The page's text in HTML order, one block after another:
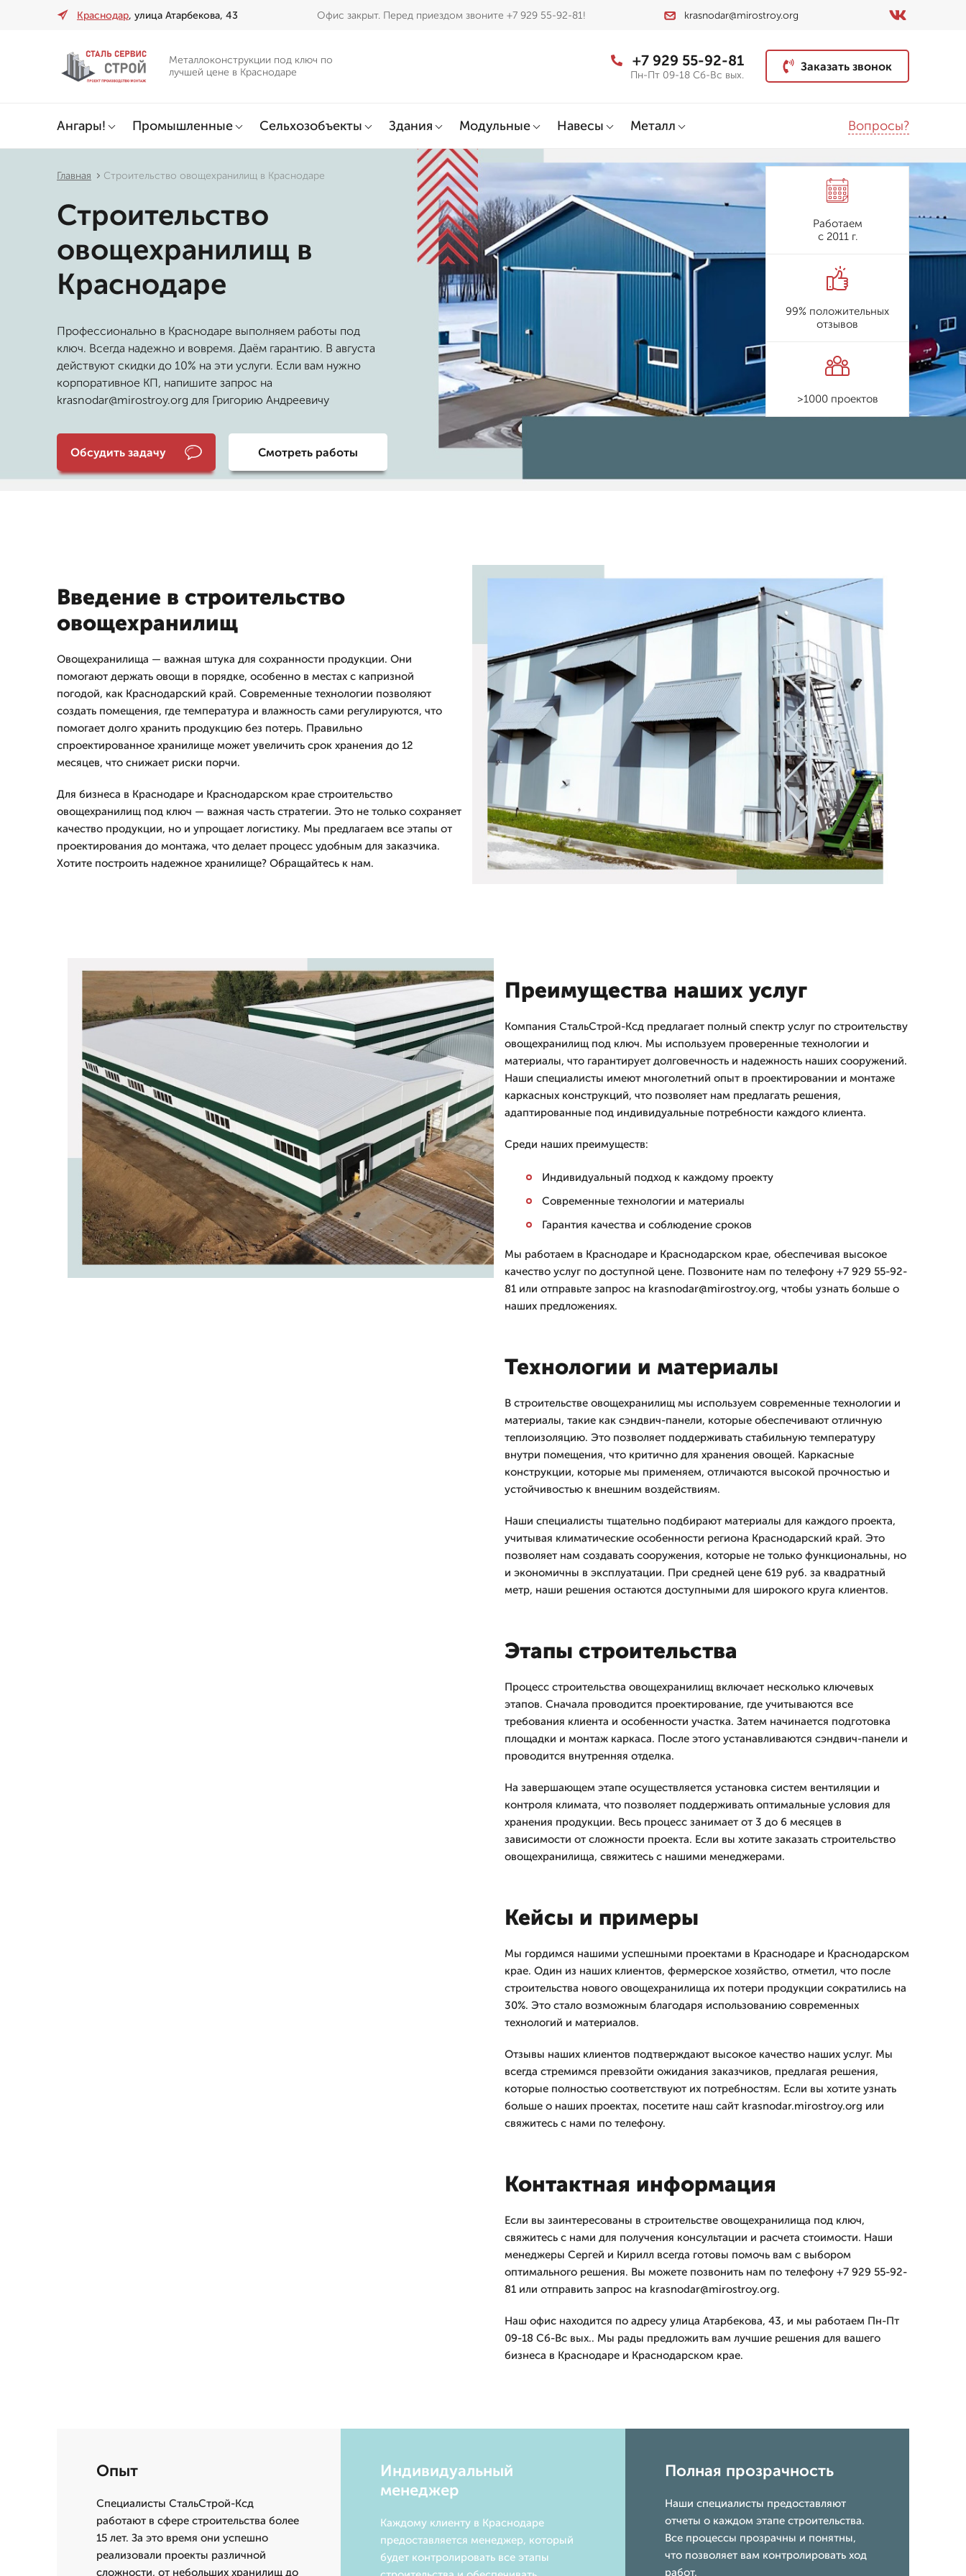
Краснодар, улица Атарбекова, 43 Офис закрыт. Перед приездом звоните +7 929 55-92-81! krasnodar@mirostroy.org
Металлоконструкции под ключ по
лучшей цене в Краснодаре
+7 929 55-92-81
Пн-Пт 09-18 Сб-Вс вых.
Заказать звонок
Ангары! Промышленные Сельхозобъекты Здания Модульные Навесы Металл Вопросы?
Главная Строительство овощехранилищ в Краснодаре
Строительство
овощехранилищ в
Краснодаре
Профессионально в Краснодаре выполняем работы под
ключ. Всегда надежно и вовремя. Даём гарантию. В августа
действуют скидки до 10% на эти услуги. Если вам нужно
корпоративное КП, напишите запрос на
krasnodar@mirostroy.org для Григорию Андреевичу
Обсудить задачу Смотреть работы
Работаем
с 2011 г.
99% положительных
отзывов
>1000 проектов
Введение в строительство
овощехранилищ
Овощехранилища — важная штука для сохранности продукции. Они
помогают держать овощи в порядке, особенно в местах с капризной
погодой, как Краснодарский край. Современные технологии позволяют
создать помещения, где температура и влажность сами регулируются, что
помогает долго хранить продукцию без потерь. Правильно
спроектированное хранилище может увеличить срок хранения до 12
месяцев, что снижает риски порчи.
Для бизнеса в Краснодаре и Краснодарском крае строительство
овощехранилищ под ключ — важная часть стратегии. Это не только сохраняет
качество продукции, но и упрощает логистику. Мы предлагаем все этапы от
проектирования до монтажа, что делает процесс удобным для заказчика.
Хотите построить надежное хранилище? Обращайтесь к нам.
Преимущества наших услуг
Компания СтальСтрой-Ксд предлагает полный спектр услуг по строительству
овощехранилищ под ключ. Мы используем проверенные технологии и
материалы, что гарантирует долговечность и надежность наших сооружений.
Наши специалисты имеют многолетний опыт в проектировании и монтаже
каркасных конструкций, что позволяет нам предлагать решения,
адаптированные под индивидуальные потребности каждого клиента.
Среди наших преимуществ:
Индивидуальный подход к каждому проекту
Современные технологии и материалы
Гарантия качества и соблюдение сроков
Мы работаем в Краснодаре и Краснодарском крае, обеспечивая высокое
качество услуг по доступной цене. Позвоните нам по телефону +7 929 55-92-
81 или отправьте запрос на krasnodar@mirostroy.org, чтобы узнать больше о
наших предложениях.
Технологии и материалы
В строительстве овощехранилищ мы используем современные технологии и
материалы, такие как сэндвич-панели, которые обеспечивают отличную
теплоизоляцию. Это позволяет поддерживать стабильную температуру
внутри помещения, что критично для хранения овощей. Каркасные
конструкции, которые мы применяем, отличаются высокой прочностью и
устойчивостью к внешним воздействиям.
Наши специалисты тщательно подбирают материалы для каждого проекта,
учитывая климатические особенности региона Краснодарский край. Это
позволяет нам создавать сооружения, которые не только функциональны, но
и экономичны в эксплуатации. При средней цене 619 руб. за квадратный
метр, наши решения остаются доступными для широкого круга клиентов.
Этапы строительства
Процесс строительства овощехранилищ включает несколько ключевых
этапов. Сначала проводится проектирование, где учитываются все
требования клиента и особенности участка. Затем начинается подготовка
площадки и монтаж каркаса. После этого устанавливаются сэндвич-панели и
проводится внутренняя отделка.
На завершающем этапе осуществляется установка систем вентиляции и
контроля климата, что позволяет поддерживать оптимальные условия для
хранения продукции. Весь процесс занимает от 3 до 6 месяцев в
зависимости от сложности проекта. Если вы хотите заказать строительство
овощехранилища, свяжитесь с нашими менеджерами.
Кейсы и примеры
Мы гордимся нашими успешными проектами в Краснодаре и Краснодарском
крае. Один из наших клиентов, фермерское хозяйство, отметил, что после
строительства нового овощехранилища их потери продукции сократились на
30%. Это стало возможным благодаря использованию современных
технологий и материалов.
Отзывы наших клиентов подтверждают высокое качество наших услуг. Мы
всегда стремимся превзойти ожидания заказчиков, предлагая решения,
которые полностью соответствуют их потребностям. Если вы хотите узнать
больше о наших проектах, посетите наш сайт krasnodar.mirostroy.org или
свяжитесь с нами по телефону.
Контактная информация
Если вы заинтересованы в строительстве овощехранилища под ключ,
свяжитесь с нами для получения консультации и расчета стоимости. Наши
менеджеры Сергей и Кирилл всегда готовы помочь вам с выбором
оптимального решения. Вы можете позвонить нам по телефону +7 929 55-92-
81 или отправить запрос на krasnodar@mirostroy.org.
Наш офис находится по адресу улица Атарбекова, 43, и мы работаем Пн-Пт
09-18 Сб-Вс вых.. Мы рады предложить вам лучшие решения для вашего
бизнеса в Краснодаре и Краснодарском крае.
Опыт
Специалисты СтальСтрой-Ксд
работают в сфере строительства более
15 лет. За это время они успешно
реализовали проекты различной
сложности, от небольших хранилищ до
Индивидуальный
менеджер
Каждому клиенту в Краснодаре
предоставляется менеджер, который
будет контролировать все этапы
Полная прозрачность
Наши специалисты предоставляют
отчеты о каждом этапе строительства.
Все процессы прозрачны и понятны,
что позволяет вам контролировать ход
работ.